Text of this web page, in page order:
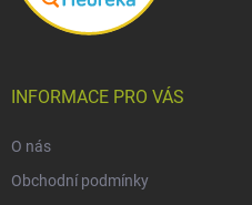
INFORMACE PRO VÁS
O nás
Obchodní podmínky